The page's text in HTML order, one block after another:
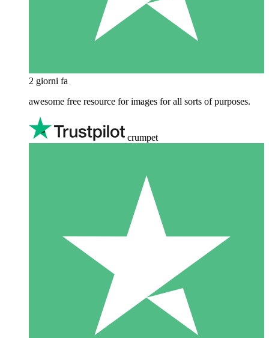
2 giorni fa
awesome free resource for images for all sorts of purposes.
crumpet